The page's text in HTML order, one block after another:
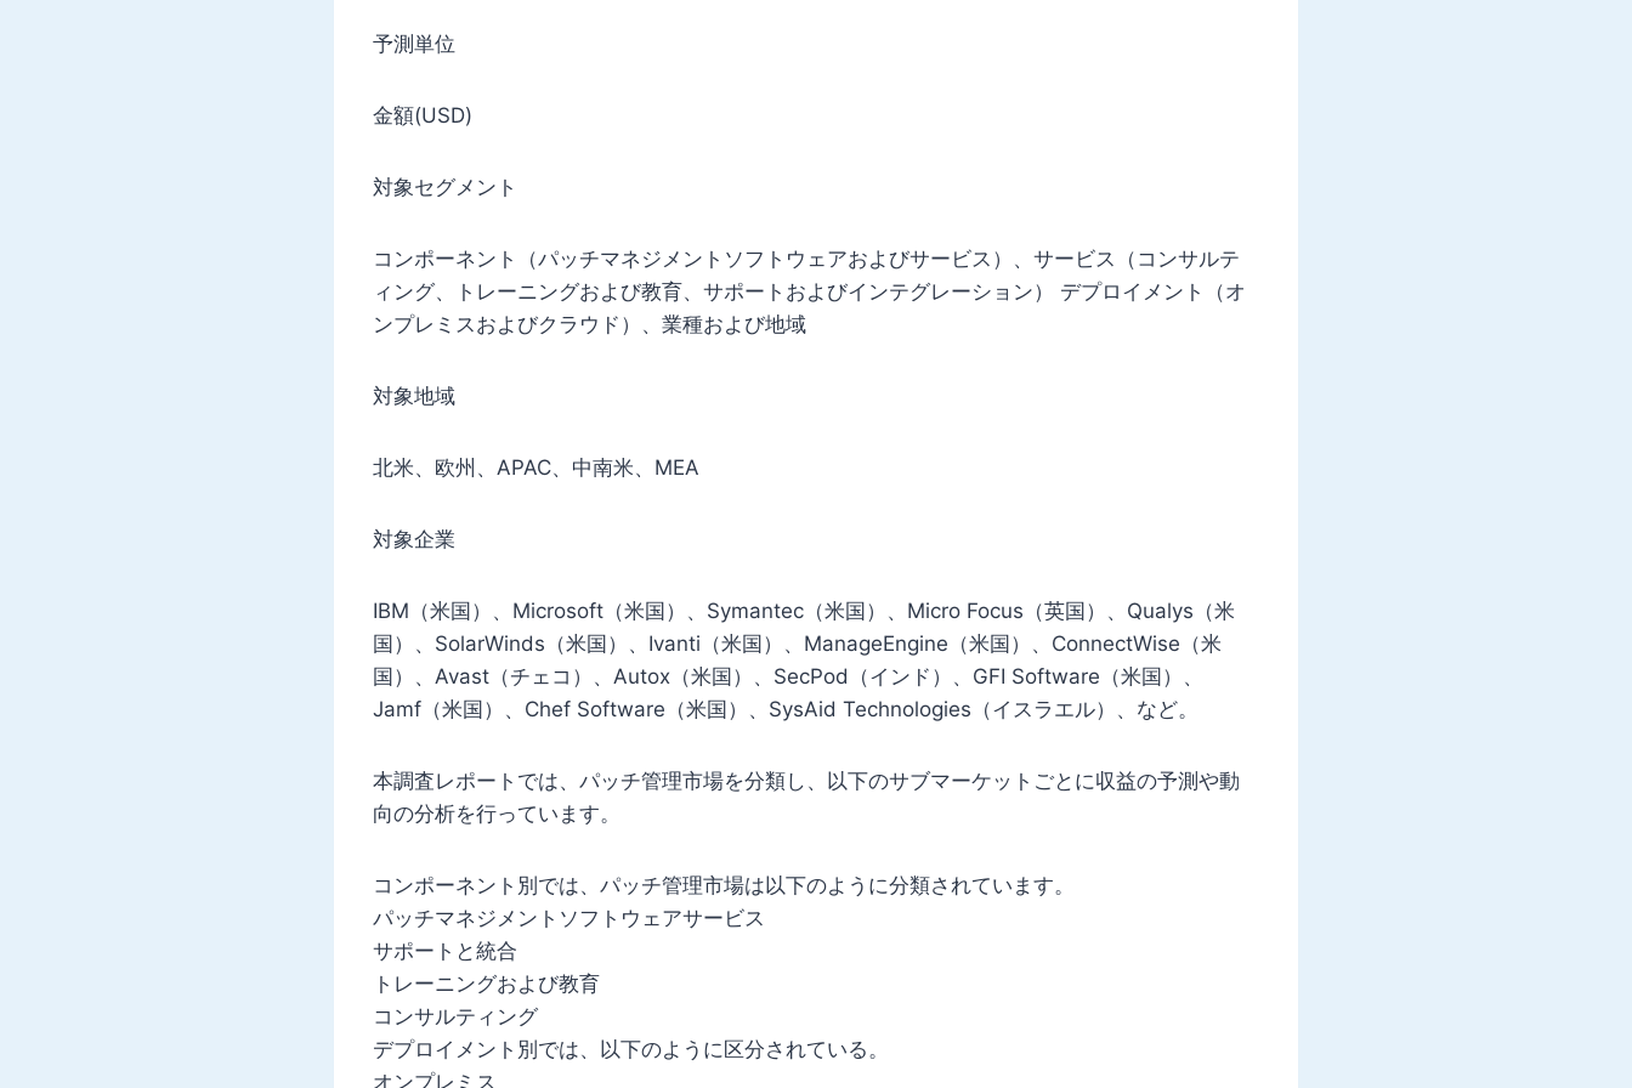
予測単位
金額(USD)
対象セグメント
コンポーネント（パッチマネジメントソフトウェアおよびサービス）、サービス（コンサルテ
ィング、トレーニングおよび教育、サポートおよびインテグレーション） デプロイメント（オ
ンプレミスおよびクラウド）、業種および地域
対象地域
北米、欧州、APAC、中南米、MEA
対象企業
IBM（米国）、Microsoft（米国）、Symantec（米国）、Micro Focus（英国）、Qualys（米
国）、SolarWinds（米国）、Ivanti（米国）、ManageEngine（米国）、ConnectWise（米
国）、Avast（チェコ）、Autox（米国）、SecPod（インド）、GFI Software（米国）、
Jamf（米国）、Chef Software（米国）、SysAid Technologies（イスラエル）、など。
本調査レポートでは、パッチ管理市場を分類し、以下のサブマーケットごとに収益の予測や動
向の分析を行っています。
コンポーネント別では、パッチ管理市場は以下のように分類されています。
パッチマネジメントソフトウェアサービス
サポートと統合
トレーニングおよび教育
コンサルティング
デプロイメント別では、以下のように区分されている。
オンプレミス